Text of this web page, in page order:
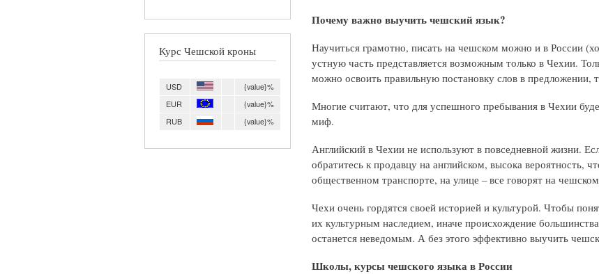
Курс Чешской кроны
USD
{value}%
EUR
{value}%
RUB
{value}%
Почему важно выучить чешский язык?
Научиться грамотно, писать на чешском можно и в России
устную часть представляется возможным только в Чехии.
можно освоить правильную постановку слов в предложении,
Многие считают, что для успешного пребывания в Чехии
миф.
Английский в Чехии не используют в повседневной жизни.
обратитесь к продавцу на английском, высока вероятность,
общественном транспорте, на улице – все говорят на
Чехи очень гордятся своей историей и культурой. Чтобы
их культурным наследием, иначе происхождение
останется неведомым. А без этого эффективно выучить
Школы, курсы чешского языка в России